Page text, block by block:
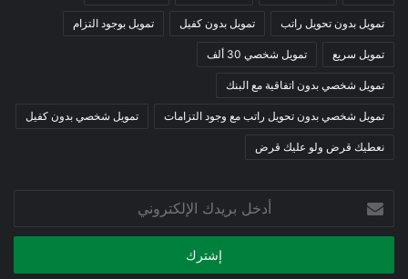
تمويل بدون تحويل راتب تمويل بدون كفيل تمويل بوجود التزام
تمويل سريع تمويل شخصي 30 ألف
تمويل شخصي بدون اتفاقية مع البنك
تمويل شخصي بدون تحويل راتب مع وجود التزامات تمويل شخصي بدون كفيل
نعطيك قرض ولو عليك قرض
بريدك
الإلكتروني